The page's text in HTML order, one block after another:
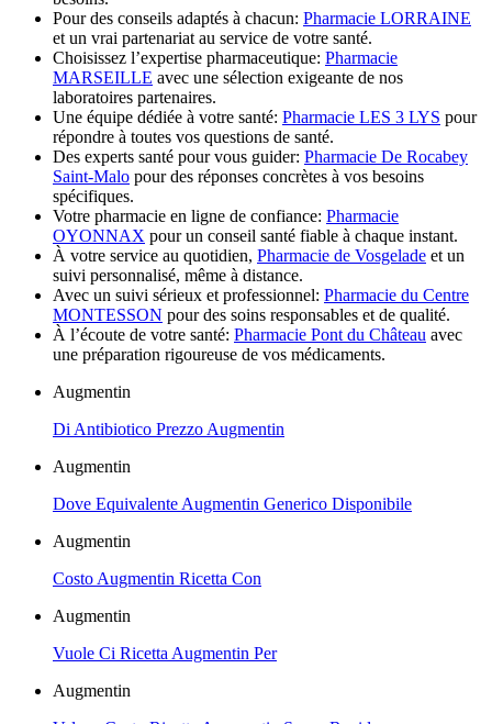
Pour des conseils adaptés à chacun: Pharmacie LORRAINE
et un vrai partenariat au service de votre santé.
Choisissez l’expertise pharmaceutique: Pharmacie
MARSEILLE avec une sélection exigeante de nos
laboratoires partenaires.
Une équipe dédiée à votre santé: Pharmacie LES 3 LYS pour
répondre à toutes vos questions de santé.
Des experts santé pour vous guider: Pharmacie De Rocabey
Saint-Malo pour des réponses concrètes à vos besoins
spécifiques.
Votre pharmacie en ligne de confiance: Pharmacie
OYONNAX pour un conseil santé fiable à chaque instant.
À votre service au quotidien, Pharmacie de Vosgelade et un
suivi personnalisé, même à distance.
Avec un suivi sérieux et professionnel: Pharmacie du Centre
MONTESSON pour des soins responsables et de qualité.
À l’écoute de votre santé: Pharmacie Pont du Château avec
une préparation rigoureuse de vos médicaments.
Augmentin
Di Antibiotico Prezzo Augmentin
Augmentin
Dove Equivalente Augmentin Generico Disponibile
Augmentin
Costo Augmentin Ricetta Con
Augmentin
Vuole Ci Ricetta Augmentin Per
Augmentin